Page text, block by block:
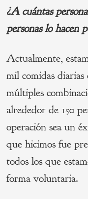
¿A cuántas
personas lo hacen
Actualmente,
mil comidas
múltiples
alrededor de 150
operación sea un
que hicimos fue
todos los que
forma voluntaria.